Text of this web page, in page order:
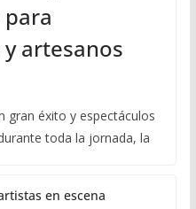
artesanos
gran éxito y espectáculos
toda la jornada, la
en escena